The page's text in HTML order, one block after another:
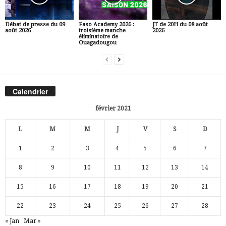
Débat de presse du 09
août 2026
Faso Academy 2026 :
troisième manche
éliminatoire de
Ouagadougou
JT de 20H du 08 août
2026
Calendrier
février 2021
L M M J V S D
1 2 3 4 5 6 7
8 9 10 11 12 13 14
15 16 17 18 19 20 21
22 23 24 25 26 27 28
« Jan Mar »